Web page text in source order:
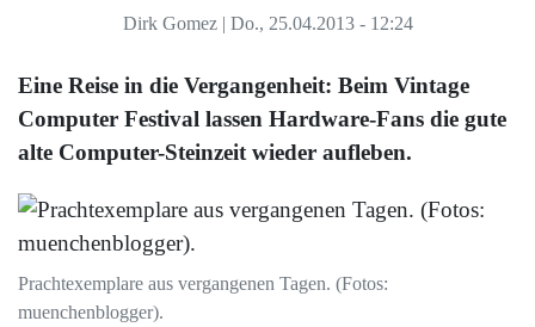
Dirk Gomez | Do., 25.04.2013 - 12:24
Eine Reise in die Vergangenheit: Beim Vintage
Computer Festival lassen Hardware-Fans die gute
alte Computer-Steinzeit wieder aufleben.
Prachtexemplare aus vergangenen Tagen. (Fotos:
muenchenblogger).